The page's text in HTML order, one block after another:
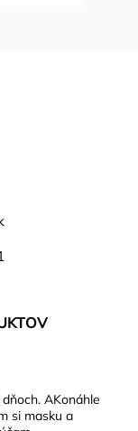
AKonáhle
si masku a